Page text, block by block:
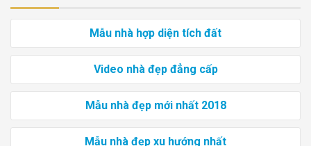
Mẫu nhà hợp diện tích đất
Video nhà đẹp đẳng cấp
Mẫu nhà đẹp mới nhất 2018
Mẫu nhà đẹp xu hướng nhất